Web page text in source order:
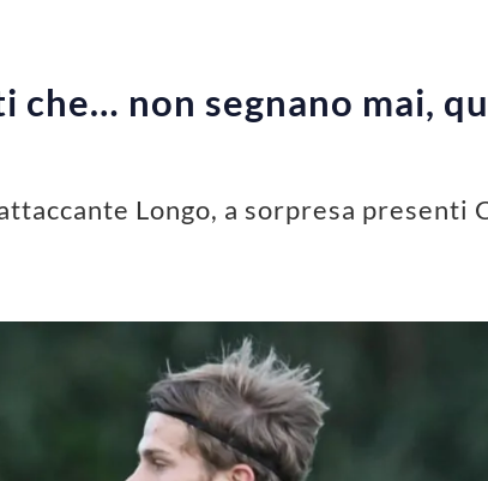
che… non segnano mai,
Longo, a sorpresa presenti